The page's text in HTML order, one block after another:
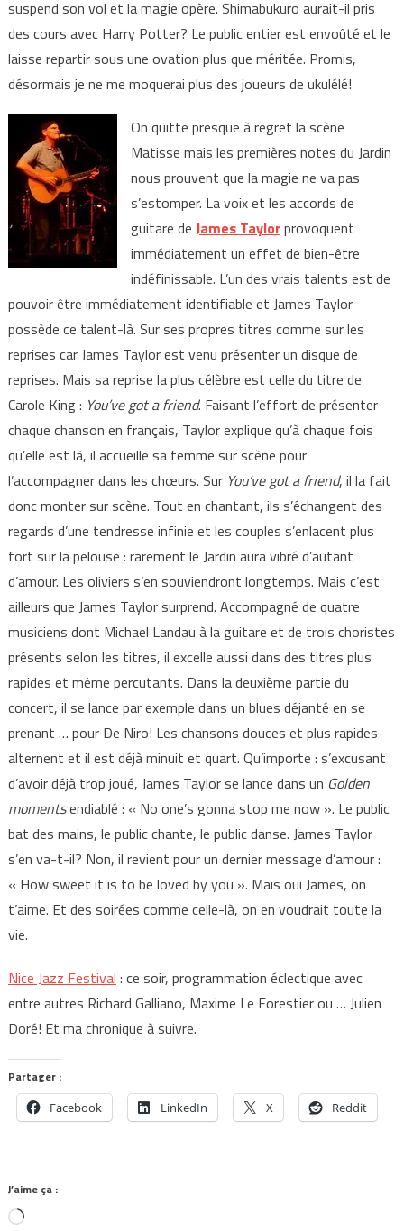
suspend son vol et la magie opère. Shimabukuro aurait-il pris
des cours avec Harry Potter? Le public entier est envoûté et le
laisse repartir sous une ovation plus que méritée. Promis,
désormais je ne me moquerai plus des joueurs de ukulélé!
On quitte presque à regret la scène
Matisse mais les premières notes du Jardin
nous prouvent que la magie ne va pas
s’estomper. La voixet les accords de
guitare de James Taylorprovoquent
immédiatement un effet de bien-être
indéfinissable. L’un des vrais talents est de
pouvoir être immédiatement identifiable et James Taylor
possède ce talent-là. Sur ses propres titres comme sur les
reprises car James Taylor est venu présenter un disque de
reprises. Mais sa reprise la plus célèbre est celle du titre de
Carole King : You’ve got a friend. Faisant l’effort de présenter
chaque chanson en français, Taylor explique qu’à chaque fois
qu’elle est là, il accueille sa femme sur scène pour
l’accompagner dans les chœurs. Sur You’ve got a friend, il la fait
donc monter sur scène. Tout en chantant, ils s’échangent des
regards d’une tendresse infinie et les couples s’enlacent plus
fort sur la pelouse : rarement le Jardin aura vibré d’autant
d’amour. Les oliviers s’en souviendront longtemps. Mais c’est
ailleurs que James Taylor surprend. Accompagné de quatre
musiciens dont Michael Landau à la guitare et de trois choristes
présents selon les titres, il excelle aussi dans des titres plus
rapides et même percutants. Dans la deuxième partie du
concert, il se lance par exemple dans un blues déjanté en se
prenant … pour De Niro! Les chansons douces et plus rapides
alternent et il est déjà minuit et quart. Qu’importe : s’excusant
d’avoir déjà trop joué, James Taylor se lance dans un Golden
momentsendiablé : « No one’s gonna stop me now ». Le public
bat des mains, le public chante, le public danse. James Taylor
s’en va-t-il? Non, il revient pour un dernier message d’amour :
« How sweet it is to be loved by you ». Mais oui James, on
t’aime. Et des soirées comme celle-là, on en voudrait toute la
vie.
Nice Jazz Festival : ce soir, programmation éclectique avec
entre autres Richard Galliano, Maxime Le Forestier ou … Julien
Doré! Et ma chronique à suivre.
Partager :
Facebook LinkedIn X Reddit
J’aime ça :
Chargement…